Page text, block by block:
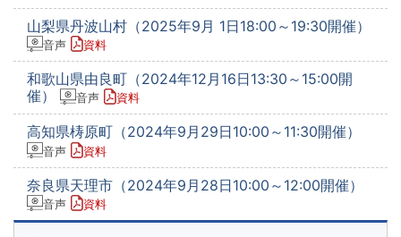
山梨県丹波山村（2025年9月 1日18:00～19:30開催）
音声 資料
和歌山県由良町（2024年12月16日13:30～15:00開
催）
音声 資料
高知県梼原町（2024年9月29日10:00～11:30開催）
音声 資料
奈良県天理市（2024年9月28日10:00～12:00開催）
音声 資料